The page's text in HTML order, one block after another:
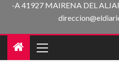
-A 41927 MAIRENA DEL